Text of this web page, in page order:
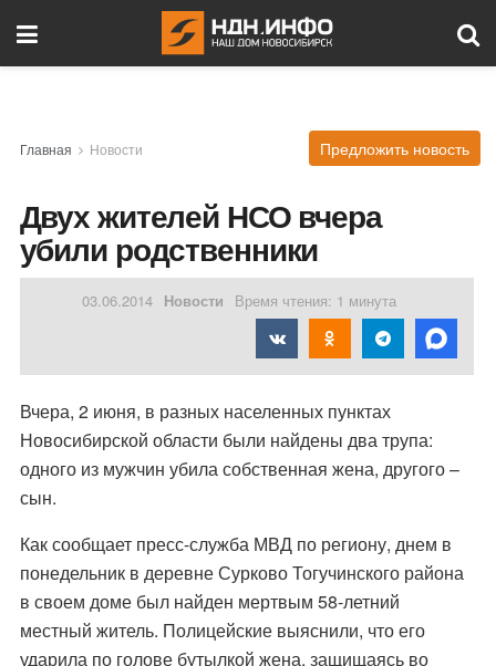
Главная Новости Предложить новость
Двух жителей НСО вчера
убили родственники
03.06.2014 Новости Время чтения: 1 минута
Вчера, 2 июня, в разных населенных пунктах
Новосибирской области были найдены два трупа:
одного из мужчин убила собственная жена, другого –
сын.
Как сообщает пресс-служба МВД по региону, днем в
понедельник в деревне Сурково Тогучинского района
в своем доме был найден мертвым 58-летний
местный житель. Полицейские выяснили, что его
ударила по голове бутылкой жена, защищаясь во